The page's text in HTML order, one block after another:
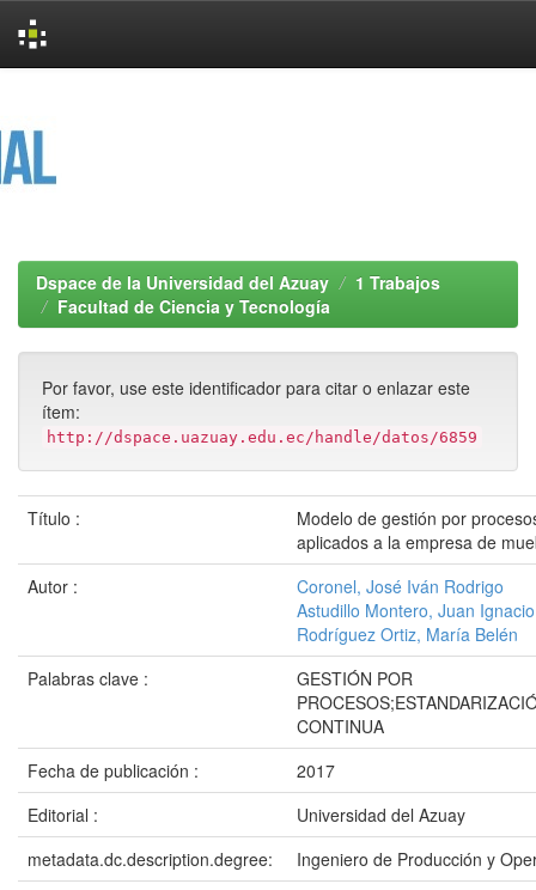
Dspace de la Universidad del Azuay
1 Trabajos
Facultad de Ciencia y Tecnología
Por favor, use este identificador para citar o enlazar este
ítem:
http://dspace.uazuay.edu.ec/handle/datos/6859
Título :
Modelo de gestión por
aplicados a la empresa de
Autor :
Coronel, José Iván Rodrigo
Astudillo Montero, Juan Ignacio
Rodríguez Ortiz, María Belén
Palabras clave :
GESTIÓN POR
CONTINUA
Fecha de publicación :
2017
Editorial :
Universidad del Azuay
metadata.dc.description.degree:
Ingeniero de Producción y